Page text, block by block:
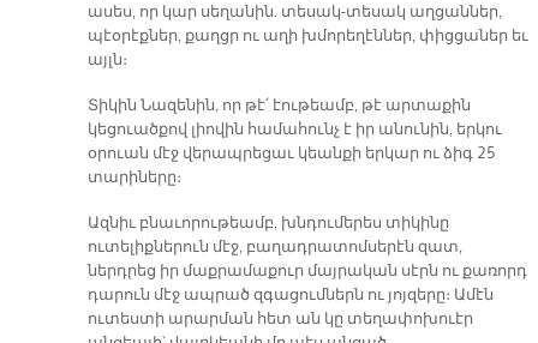
ասես, որ կար սեղանին. տեսակ-տեսակ աղցաններ,
պէօրէքներ, քաղցր ու աղի խմորեղէններ, փիցցաներ եւ
այլն։
Տիկին Նազենին, որ թէ՛ էութեամբ, թէ արտաքին
կեցուածքով լիովին համահունչ է իր անունին, երկու
օրուան մէջ վերապրեցաւ կեանքի երկար ու ձիգ 25
տարիները։
Ազնիւ բնաւորութեամբ, խնդումերես տիկինը
ուտելիքներուն մէջ, բաղադրատոմսերէն զատ,
ներդրեց իր մաքրամաքուր մայրական սէրն ու քառորդ
դարուն մէջ ապրած զգացումներն ու յոյզերը։ Ամէն
ուտեստի արարման հետ ան կը տեղափոխուէր